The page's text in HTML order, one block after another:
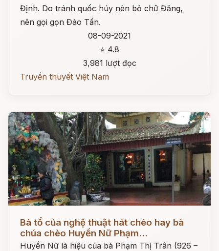
Định. Do tránh quốc húy nên bỏ chữ Đăng,
nên gọi gọn Đào Tấn.
08-09-2021
⭐ 4.8
3,981 lượt đọc
Truyền thuyết Việt Nam
Đọc ngay
Bà tổ của nghệ thuật hát chèo hay bà
chúa chèo Huyền Nữ Phạm...
Huyền Nữ là hiệu của bà Phạm Thị Trân (926 –